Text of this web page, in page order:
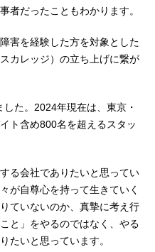
者だったこともわかります。
害を経験した方を対象とした
カレッジ）の立ち上げに繋が
た。2024年現在は、東京・
ト含め800名を超えるスタッ
る会社でありたいと思ってい
が自尊心を持って生きていく
ていないのか、真摯に考え行
と」をやるのではなく、やる
たいと思っています。